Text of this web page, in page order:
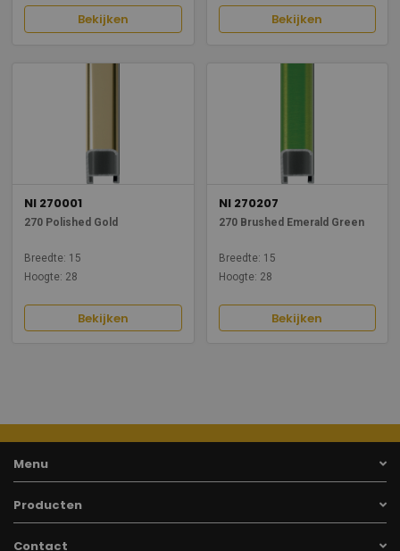
Bekijken Bekijken
NI 270001
270 Polished Gold
Breedte: 15
Hoogte: 28
Bekijken
NI 270207
270 Brushed Emerald Green
Breedte: 15
Hoogte: 28
Bekijken
Menu
Producten
Contact